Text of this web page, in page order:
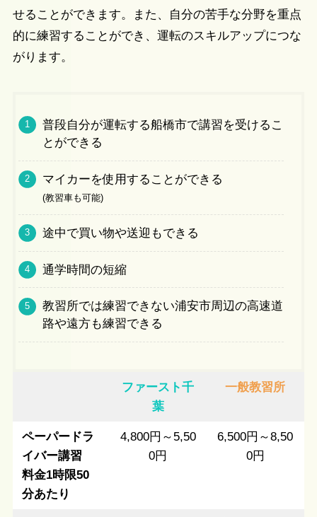
せることができます。また、自分の苦手な分野を重点
的に練習することができ、運転のスキルアップにつな
がります。
普段自分が運転する船橋市で講習を受けるこ
とができる
マイカーを使用することができる
(教習車も可能)
途中で買い物や送迎もできる
通学時間の短縮
教習所では練習できない浦安市周辺の高速道
路や遠方も練習できる
ファースト千
葉
一般教習所
ペーパードラ
イバー講習
料金1時限50
分あたり
4,800円～5,50
0円
6,500円～8,50
0円